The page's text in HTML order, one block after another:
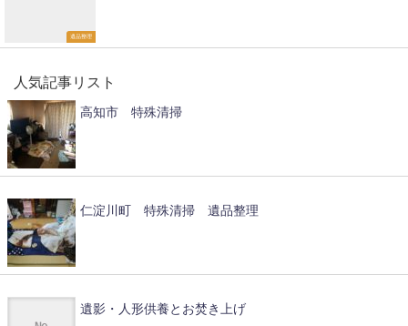
遺品整理
人気記事リスト
高知市 特殊清掃
仁淀川町 特殊清掃 遺品整理
遺影・人形供養とお焚き上げ